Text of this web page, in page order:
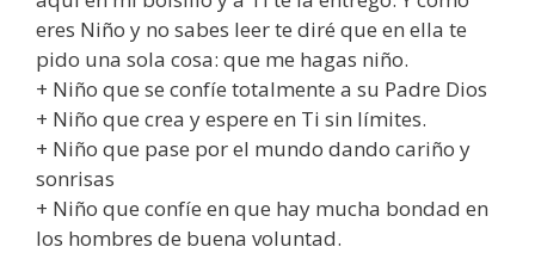
eres Niño y no sabes leer te diré que en ella te
pido una sola cosa: que me hagas niño.
+ Niño que se confíe totalmente a su Padre Dios
+ Niño que crea y espere en Ti sin límites.
+ Niño que pase por el mundo dando cariño y
sonrisas
+ Niño que confíe en que hay mucha bondad en
los hombres de buena voluntad.